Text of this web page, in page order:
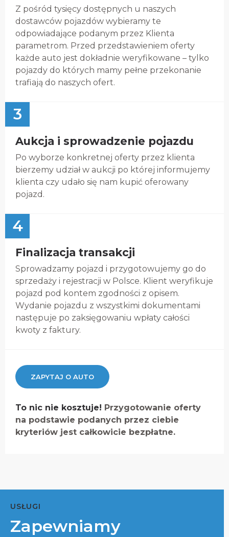
Z pośród tysięcy dostępnych u naszych
dostawców pojazdów wybieramy te
odpowiadające podanym przez Klienta
parametrom. Przed przedstawieniem oferty
każde auto jest dokładnie weryfikowane – tylko
pojazdy do których mamy pełne przekonanie
trafiają do naszych ofert.
3
Aukcja i sprowadzenie pojazdu
Po wyborze konkretnej oferty przez klienta
bierzemy udział w aukcji po której informujemy
klienta czy udało się nam kupić oferowany
pojazd.
4
Finalizacja transakcji
Sprowadzamy pojazd i przygotowujemy go do
sprzedaży i rejestracji w Polsce. Klient weryfikuje
pojazd pod kontem zgodności z opisem.
Wydanie pojazdu z wszystkimi dokumentami
następuje po zaksięgowaniu wpłaty całości
kwoty z faktury.
ZAPYTAJ O AUTO
To nic nie kosztuje! Przygotowanie oferty
na podstawie podanych przez ciebie
kryteriów jest całkowicie bezpłatne.
USŁUGI
Zapewniamy